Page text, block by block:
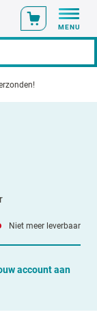
MENU
Niet meer leverbaar
account aan